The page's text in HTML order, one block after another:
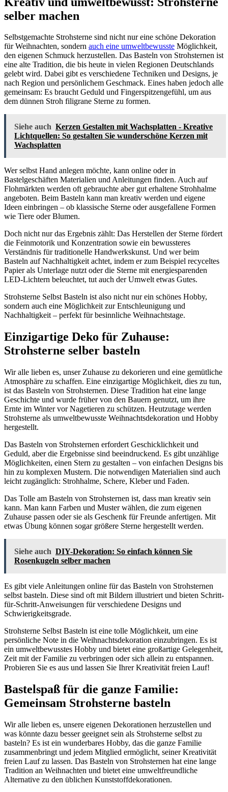
selber machen
Selbstgemachte Strohsterne sind nicht nur eine schöne Dekoration
für Weihnachten, sondern auch eine umweltbewusste Möglichkeit,
den eigenen Schmuck herzustellen. Das Basteln von Strohsternen ist
eine alte Tradition, die bis heute in vielen Regionen Deutschlands
gelebt wird. Dabei gibt es verschiedene Techniken und Designs, je
nach Region und persönlichem Geschmack. Eines haben jedoch alle
gemeinsam: Es braucht Geduld und Fingerspitzengefühl, um aus
dem dünnen Stroh filigrane Sterne zu formen.
Siehe auch Kerzen Gestalten mit Wachsplatten - Kreative
Lichtquellen: So gestalten Sie wunderschöne Kerzen mit
Wachsplatten
Wer selbst Hand anlegen möchte, kann online oder in
Bastelgeschäften Materialien und Anleitungen finden. Auch auf
Flohmärkten werden oft gebrauchte aber gut erhaltene Strohhalme
angeboten. Beim Basteln kann man kreativ werden und eigene
Ideen einbringen – ob klassische Sterne oder ausgefallene Formen
wie Tiere oder Blumen.
Doch nicht nur das Ergebnis zählt: Das Herstellen der Sterne fördert
die Feinmotorik und Konzentration sowie ein bewussteres
Verständnis für traditionelle Handwerkskunst. Und wer beim
Basteln auf Nachhaltigkeit achtet, indem er zum Beispiel recyceltes
Papier als Unterlage nutzt oder die Sterne mit energiesparenden
LED-Lichtern beleuchtet, tut auch der Umwelt etwas Gutes.
Strohsterne Selbst Basteln ist also nicht nur ein schönes Hobby,
sondern auch eine Möglichkeit zur Entschleunigung und
Nachhaltigkeit – perfekt für besinnliche Weihnachtstage.
Einzigartige Deko für Zuhause:
Strohsterne selber basteln
Wir alle lieben es, unser Zuhause zu dekorieren und eine gemütliche
Atmosphäre zu schaffen. Eine einzigartige Möglichkeit, dies zu tun,
ist das Basteln von Strohsternen. Diese Tradition hat eine lange
Geschichte und wurde früher von den Bauern genutzt, um ihre
Ernte im Winter vor Nagetieren zu schützen. Heutzutage werden
Strohsterne als umweltbewusste Weihnachtsdekoration und Hobby
hergestellt.
Das Basteln von Strohsternen erfordert Geschicklichkeit und
Geduld, aber die Ergebnisse sind beeindruckend. Es gibt unzählige
Möglichkeiten, einen Stern zu gestalten – von einfachen Designs bis
hin zu komplexen Mustern. Die notwendigen Materialien sind auch
leicht zugänglich: Strohhalme, Schere, Kleber und Faden.
Das Tolle am Basteln von Strohsternen ist, dass man kreativ sein
kann. Man kann Farben und Muster wählen, die zum eigenen
Zuhause passen oder sie als Geschenk für Freunde anfertigen. Mit
etwas Übung können sogar größere Sterne hergestellt werden.
Siehe auch DIY-Dekoration: So einfach können Sie
Rosenkugeln selber machen
Es gibt viele Anleitungen online für das Basteln von Strohsternen
selbst basteln. Diese sind oft mit Bildern illustriert und bieten Schritt-
für-Schritt-Anweisungen für verschiedene Designs und
Schwierigkeitsgrade.
Strohsterne Selbst Basteln ist eine tolle Möglichkeit, um eine
persönliche Note in die Weihnachtsdekoration einzubringen. Es ist
ein umweltbewusstes Hobby und bietet eine großartige Gelegenheit,
Zeit mit der Familie zu verbringen oder sich allein zu entspannen.
Probieren Sie es aus und lassen Sie Ihrer Kreativität freien Lauf!
Bastelspaß für die ganze Familie:
Gemeinsam Strohsterne basteln
Wir alle lieben es, unsere eigenen Dekorationen herzustellen und
was könnte dazu besser geeignet sein als Strohsterne selbst zu
basteln? Es ist ein wunderbares Hobby, das die ganze Familie
zusammenbringt und jedem Mitglied ermöglicht, seiner Kreativität
freien Lauf zu lassen. Das Basteln von Strohsternen hat eine lange
Tradition an Weihnachten und bietet eine umweltfreundliche
Alternative zu den üblichen Kunststoffdekorationen.